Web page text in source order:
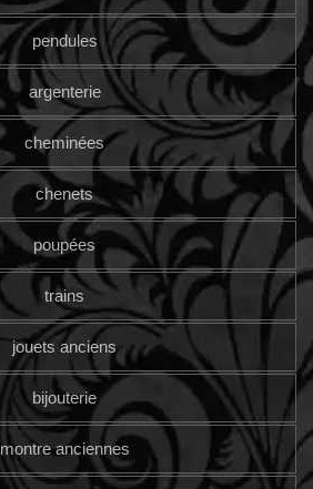
pendules
argenterie
cheminées
chenets
poupées
trains
jouets anciens
bijouterie
montre anciennes